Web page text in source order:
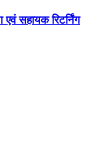
सहायक रिटर्निंग